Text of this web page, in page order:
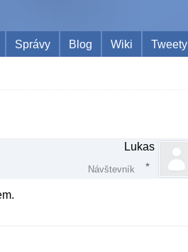
Správy Blog Wiki Tweety
Lukas
Návštevník